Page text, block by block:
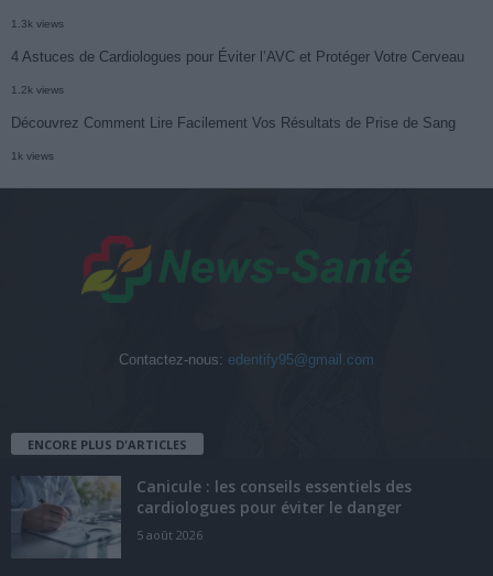
1.3k views
4 Astuces de Cardiologues pour Éviter l’AVC et Protéger Votre Cerveau
1.2k views
Découvrez Comment Lire Facilement Vos Résultats de Prise de Sang
1k views
Contactez-nous: edentify95@gmail.com
ENCORE PLUS D'ARTICLES
Canicule : les conseils essentiels des
cardiologues pour éviter le danger
5 août 2026